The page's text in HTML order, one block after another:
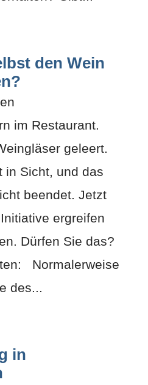
den Wein
im Restaurant.
geleert.
in Sicht, und das
beendet. Jetzt
ergreifen
Dürfen Sie das?
Normalerweise
des...
in